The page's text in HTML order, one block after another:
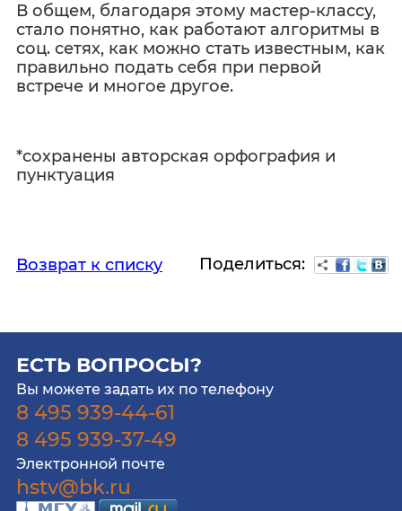
В общем, благодаря этому мастер-классу,
стало понятно, как работают алгоритмы в
соц. сетях, как можно стать известным, как
правильно подать себя при первой
встрече и многое другое.
*сохранены авторская орфография и
пунктуация
Возврат к списку Поделиться:
ЕСТЬ ВОПРОСЫ?
Вы можете задать их по телефону
8 495 939-44-61
8 495 939-37-49
Электронной почте
hstv@bk.ru